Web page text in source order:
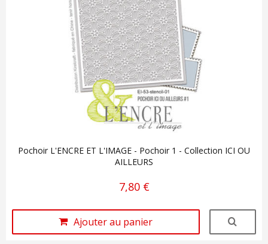
Pochoir L'ENCRE ET L'IMAGE - Pochoir 1 - Collection ICI OU
AILLEURS
7,80 €
Ajouter au panier